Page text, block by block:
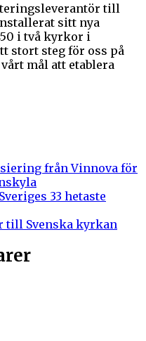
till
sitt nya
i två kyrkor i
stort steg för oss på
mål att etablera
från Vinnova för
33 hetaste
till Svenska kyrkan